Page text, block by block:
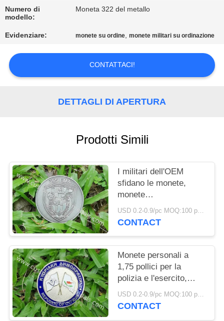
CONTATTICI
NOTIZIE
CASI
PRIVACY
POLICY
Numero di
modello:
Moneta 322 del metallo
Evidenziare: monete su ordine,monete militari su ordinazione
CONTATTACI!
DETTAGLI DI APERTURA
Prodotti Simili
I militari dell'OEM
sfidano le monete,
monete
commemorative
promozionali di affari
USD 0.2-0.9/pc MOQ:100 pc per progettazione
CONTACT
Monete personali a
1,75 pollici per la
polizia e l'esercito,
monete di oro su ordine
della marina
USD 0.2-0.9/pc MOQ:100 pc per progettazione
CONTACT